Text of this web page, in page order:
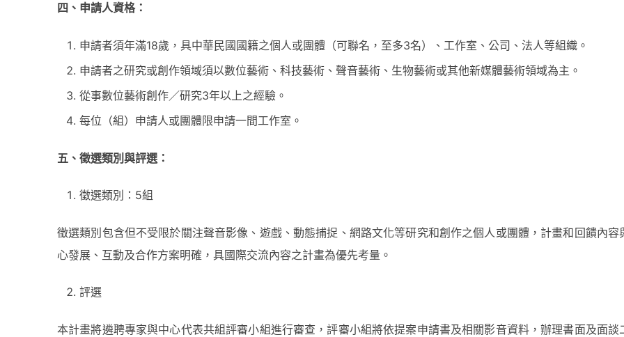
四、申請人資格：
申請者須年滿18歲，具中華民國國籍之個人或團體（可聯名，至多3名）、工作室、公司、法人等組織。
申請者之研究或創作領域須以數位藝術、科技藝術、聲音藝術、生物藝術或其他新媒體藝術領域為主。
從事數位藝術創作／研究3年以上之經驗。
每位（組）申請人或團體限申請一間工作室。
五、徵選類別與評選：
徵選類別：5組
徵選類別包含但不受限於關注聲音影像、遊戲、動態捕捉、網路文化等研究和創作之個人或團體，計畫和回饋內容
心發展、互動及合作方案明確，具國際交流內容之計畫為優先考量。
評選
本計畫將遴聘專家與中心代表共組評審小組進行審查，評審小組將依提案申請書及相關影音資料，辦理書面及面談